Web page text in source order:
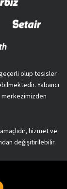
olup tesisler
Yabancı
merkezimizden
hizmet ve
değişitirilebilir.